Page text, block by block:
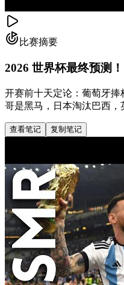
比赛摘要
2026 世界杯最终预测！
开赛前十天定论：葡萄牙
哥是黑马，日本淘汰巴西，
查看笔记 复制笔记